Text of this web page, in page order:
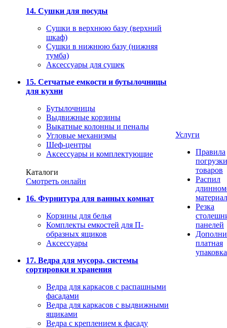
14. Сушки для посуды
Сушки в верхнюю базу (верхний
шкаф)
Сушки в нижнюю базу (нижняя
тумба)
Аксессуары для сушек
15. Сетчатые емкости и бутылочницы
для кухни
Бутылочницы
Выдвижные корзины
Выкатные колонны и пеналы
Угловые механизмы
Шеф-центры
Аксессуары и комплектующие
Каталоги
Смотреть онлайн
16. Фурнитура для ванных комнат
Корзины для белья
Комплекты емкостей для П-
образных ящиков
Аксессуары
17. Ведра для мусора, системы
сортировки и хранения
Ведра для каркасов с распашными
фасадами
Ведра для каркасов с выдвижными
ящиками
Ведра с креплением к фасаду
Услуги
Правила
погрузки
товаров
Распил
Резка
панелей
платная
упаковка